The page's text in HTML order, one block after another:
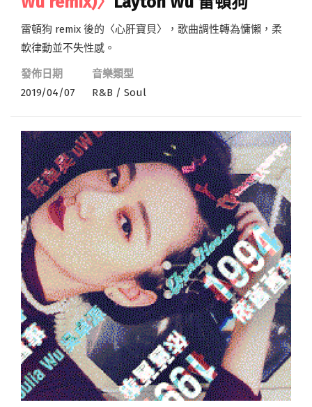
雷頓狗 remix 後的〈心肝寶貝〉，歌曲調性轉為慵懶，柔
軟律動並不失性感。
發佈日期
2019/04/07
音樂類型
R&B / Soul